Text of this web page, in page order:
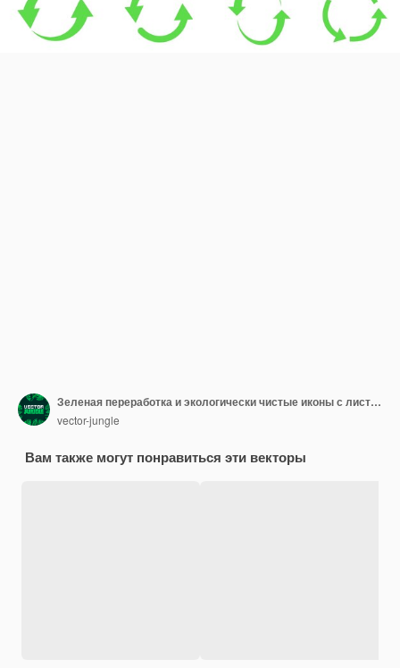
Зеленая переработка и экологически чистые иконы с листьями и треугольными петлями для устойчивости
vector-jungle
Вам также могут понравиться эти векторы